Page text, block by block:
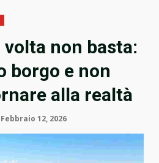
non basta:
borgo e non
alla realtà
Febbraio 12, 2026